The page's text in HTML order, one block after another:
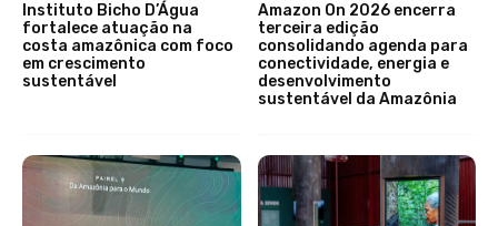
Instituto Bicho D’Água
fortalece atuação na
costa amazônica com foco
em crescimento
sustentável
Amazon On 2026 encerra
terceira edição
consolidando agenda para
conectividade, energia e
desenvolvimento
sustentável da Amazônia